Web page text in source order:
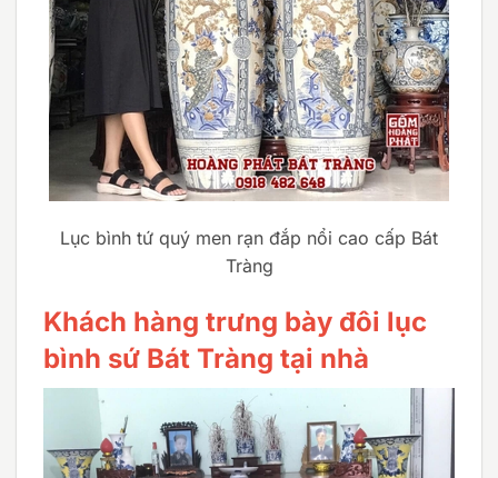
Lục bình tứ quý men rạn đắp nổi cao cấp Bát
Tràng
Khách hàng trưng bày đôi lục
bình sứ Bát Tràng tại nhà